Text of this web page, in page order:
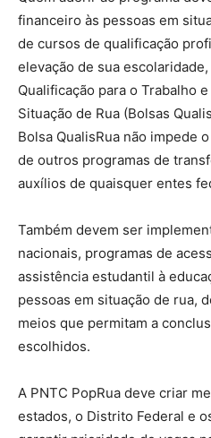
financeiro às pessoas em
de cursos de qualificação
elevação de sua
Qualificação para o Trabalho
Situação de Rua (Bolsas
Bolsa QualisRua não impede
de outros programas de
auxílios de quaisquer entes
Também devem ser
nacionais, programas de
assistência estudantil à
pessoas em situação de rua,
meios que permitam a
escolhidos.
A PNTC PopRua deve criar
estados, o Distrito Federal e